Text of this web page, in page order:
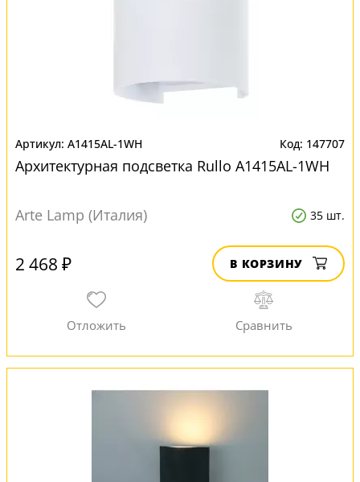
A1415AL-1WH 147707
Архитектурная подсветка Rullo A1415AL-1WH
Arte Lamp (Италия) 35 шт.
2 468 ₽ В КОРЗИНУ